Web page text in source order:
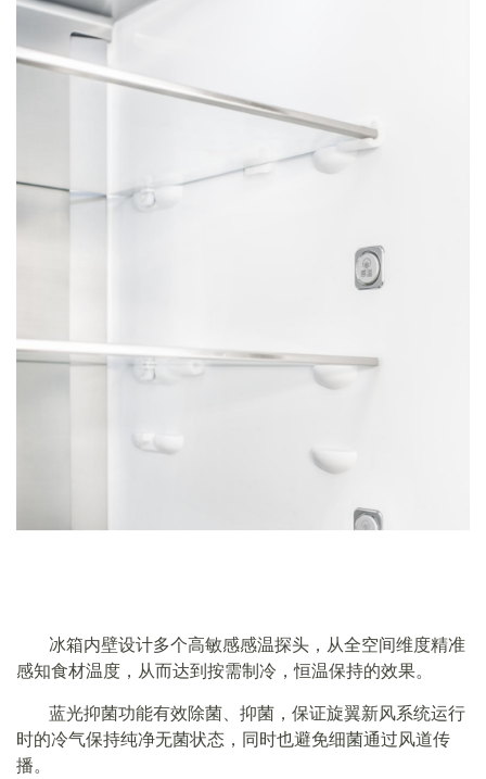
冰箱内壁设计多个高敏感感温探头，从全空间维度精准
感知食材温度，从而达到按需制冷，恒温保持的效果。
蓝光抑菌功能有效除菌、抑菌，保证旋翼新风系统运行
时的冷气保持纯净无菌状态，同时也避免细菌通过风道传
播。